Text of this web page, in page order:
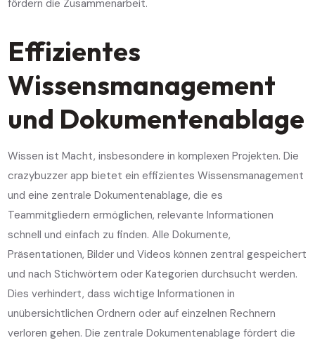
fördern die Zusammenarbeit.
Effizientes
Wissensmanagement
und Dokumentenablage
Wissen ist Macht, insbesondere in komplexen Projekten. Die
crazybuzzer app bietet ein effizientes Wissensmanagement
und eine zentrale Dokumentenablage, die es
Teammitgliedern ermöglichen, relevante Informationen
schnell und einfach zu finden. Alle Dokumente,
Präsentationen, Bilder und Videos können zentral gespeichert
und nach Stichwörtern oder Kategorien durchsucht werden.
Dies verhindert, dass wichtige Informationen in
unübersichtlichen Ordnern oder auf einzelnen Rechnern
verloren gehen. Die zentrale Dokumentenablage fördert die